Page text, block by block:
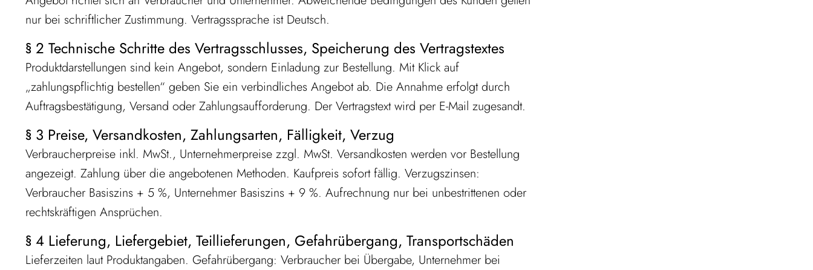
nur bei schriftlicher Zustimmung. Vertragssprache ist Deutsch.
§ 2 Technische Schritte des Vertragsschlusses, Speicherung des Vertragstextes
Produktdarstellungen sind kein Angebot, sondern Einladung zur Bestellung. Mit Klick auf
„zahlungspflichtig bestellen“ geben Sie ein verbindliches Angebot ab. Die Annahme erfolgt durch
Auftragsbestätigung, Versand oder Zahlungsaufforderung. Der Vertragstext wird per E-Mail zugesandt.
§ 3 Preise, Versandkosten, Zahlungsarten, Fälligkeit, Verzug
Verbraucherpreise inkl. MwSt., Unternehmerpreise zzgl. MwSt. Versandkosten werden vor Bestellung
angezeigt. Zahlung über die angebotenen Methoden. Kaufpreis sofort fällig. Verzugszinsen:
Verbraucher Basiszins + 5 %, Unternehmer Basiszins + 9 %. Aufrechnung nur bei unbestrittenen oder
rechtskräftigen Ansprüchen.
§ 4 Lieferung, Liefergebiet, Teillieferungen, Gefahrübergang, Transportschäden
Lieferzeiten laut Produktangaben. Gefahrübergang: Verbraucher bei Übergabe, Unternehmer bei